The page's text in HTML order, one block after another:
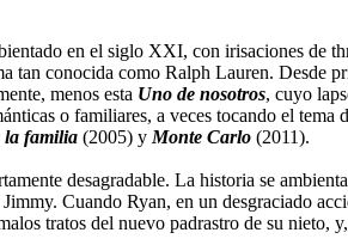
en el siglo XXI, con irisaciones de
conocida como Ralph Lauren. Desde
menos esta Uno de nosotros, cuyo
o familiares, a veces tocando el
la familia (2005) y Monte Carlo (2011).
desagradable. La historia se
Cuando Ryan, en un desgraciado
tratos del nuevo padrastro de su nieto,